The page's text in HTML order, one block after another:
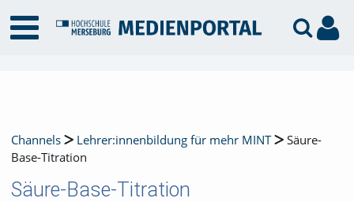
Channels Lehrer:innenbildung für mehr MINT
Säure-
Base-Titration
Säure-Base-Titration